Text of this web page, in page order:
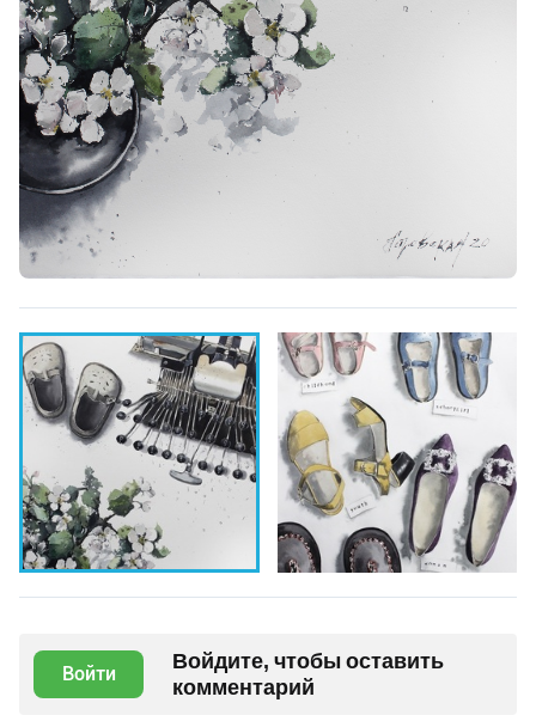
Войти
Войдите, чтобы оставить
комментарий